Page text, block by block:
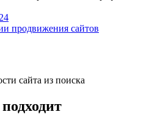
продвижения сайтов
сайта из поиска